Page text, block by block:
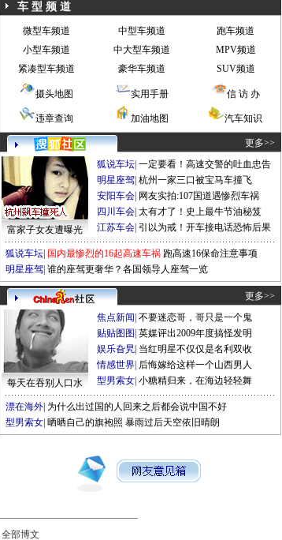
车 型 频 道
微型车频道 中型车频道
跑车频道
小型车频道
中大型车频道
MPV频道
紧凑型车频道
豪华车频道 SUV频道
摄头地图 实用手册 信 访 办
违章查询 加油地图 汽车知识
更多>>
富家子女友遭曝光
狐说车坛 一定要看！高速交警的吐血忠告
明星座驾 杭州一家三口被宝马车撞飞
安阳车会 网友实拍:107国道遇惨烈车祸
四川车会 太有才了！史上最牛节油秘笈
江苏车会 引以为戒！开车接电话恐怖后果
狐说车坛 国内最惨烈的16起高速车祸 跑高速16保命注意事项
明星座驾 谁的座驾更奢华？各国领导人座驾一览
更多>>
每天在吞别人口水
焦点新闻 不要迷恋哥，哥只是一个鬼
贴贴图图 英媒评出2009年度搞怪发明
娱乐旮旯 当红明星不仅仅是名利双收
情感世界 后悔嫁给这样一个山西男人
型男索女 小糖精归来，在海边轻轻舞
漂在海外 为什么出过国的人回来之后都会说中国不好
型男索女 晒晒自己的旗袍照 暴雨过后天空依旧晴朗
全部博文